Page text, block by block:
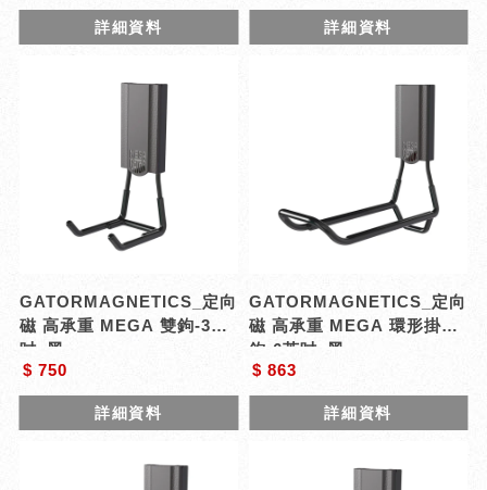
詳細資料 詳細資料
GATORMAGNETICS_定向
磁 高承重 MEGA 雙鉤-3英
吋_黑
$ 750
詳細資料
GATORMAGNETICS_定向
磁 高承重 MEGA 環形掛
鉤-6英吋_黑
$ 863
詳細資料